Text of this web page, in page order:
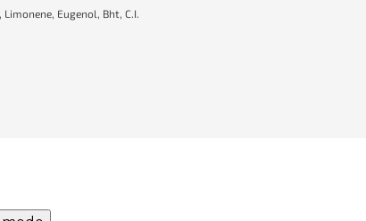
Eugenol, Bht, C.I.